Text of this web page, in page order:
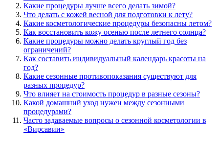
Какие процедуры лучше всего делать зимой?
Что делать с кожей весной для подготовки к лету?
Какие косметологические процедуры безопасны летом?
Как восстановить кожу осенью после летнего солнца?
Какие процедуры можно делать круглый год без
ограничений?
Как составить индивидуальный календарь красоты на
год?
Какие сезонные противопоказания существуют для
разных процедур?
Что влияет на стоимость процедур в разные сезоны?
Какой домашний уход нужен между сезонными
процедурами?
Часто задаваемые вопросы о сезонной косметологии в
«Вирсавии»